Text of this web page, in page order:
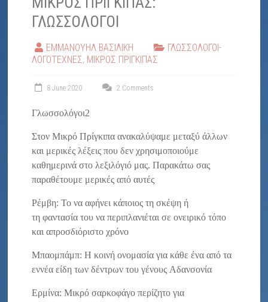
"ΕΛΠΙΔΑ"
ΓΛΩΣΣΟΛΟΓΟΙ
ΕΜΜΑΝΟΥΗΛ ΒΑΣΙΛΙΚΗ
ΓΛΩΣΣΟΛΟΓΟΙ-
ΛΟΓΟΤΕΧΝΕΣ, ΜΙΚΡΟΣ ΠΡΙΓΚΙΠΑΣ
8 June 2020 2 Comments
Γλωσσολόγοι2
Στον Μικρό Πρίγκιπα ανακαλύψαμε μεταξύ άλλων
και μερικές λέξεις που δεν χρησιμοποιούμε
καθημερινά στο λεξιλόγιό μας. Παρακάτω σας
παραθέτουμε μερικές από αυτές
Ρέμβη: Το να αφήνει κάποιος τη σκέψη ή
τη φαντασία του να περιπλανιέται σε ονειρικό τόπο
και απροσδιόριστο χρόνο
Μπαομπάμπ: Η κοινή ονομασία για κάθε ένα από τα
εννέα είδη των δέντρων του γένους Αδανσονία
Ερμίνα: Μικρό σαρκοφάγο περίζητο για